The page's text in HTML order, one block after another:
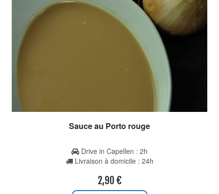
Sauce au Porto rouge
Drive in Capellen : 2h
Livraison à domicile : 24h
2,90 €